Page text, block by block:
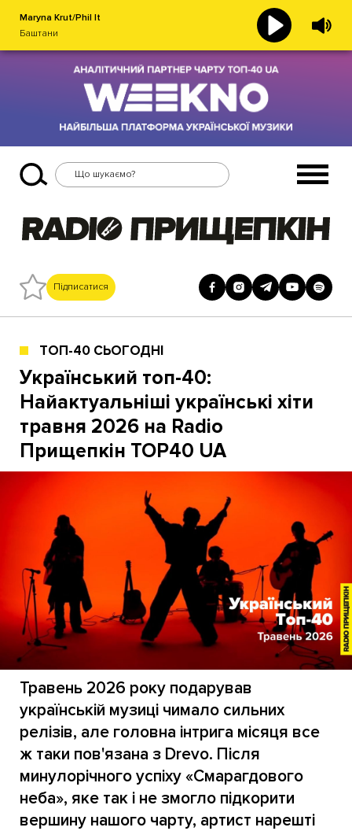
Maryna Krut/Phil It
Баштани
Підписатися
ТОП-40 СЬОГОДНІ
Український топ-40:
Найактуальніші українські хіти
травня 2026 на Radio
Прищепкін TOP40 UA
Травень 2026 року подарував
українській музиці чимало сильних
релізів, але головна інтрига місяця все
ж таки пов'язана з Drevo. Після
минулорічного успіху «Смарагдового
неба», яке так і не змогло підкорити
вершину нашого чарту, артист нарешті